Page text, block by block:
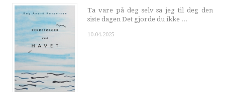
Ta vare på deg selv sa jeg til deg den
siste dagen Det gjorde du ikke ...
10.04.2025